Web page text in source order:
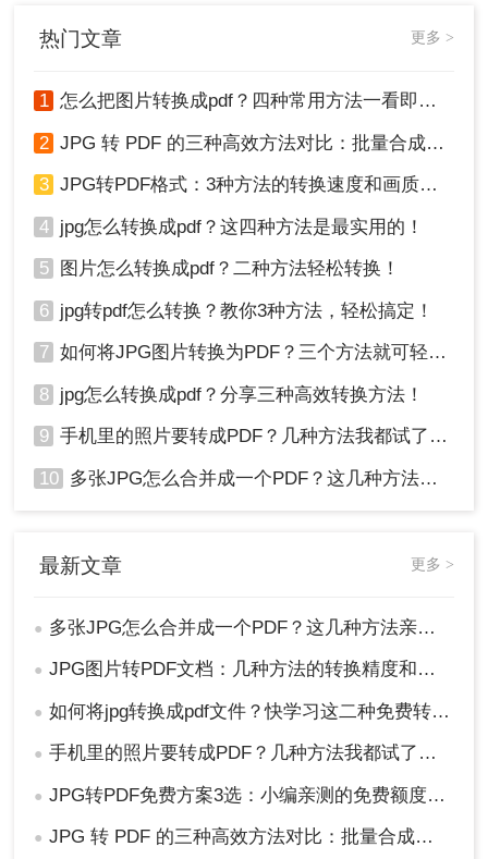
从官网下载并安装转转大师PDF转换器桌面
打开软件，在主界面选择“图片转pdf”功能。
点击“添加文件”按钮，或直接将图片拖拽到软
在设置区域调整输出方式（合并为单个PDF或
每张图片单独生成PDF）、输出目录（保存位
置）等参数。
热门文章 更多 >
1 怎么把图片转换成pdf？四种常用方法一看即会！
2 JPG 转 PDF 的三种高效方法对比：批量合成、高清无损、零弹窗！
3 JPG转PDF格式：3种方法的转换速度和画质保留对比！
4 jpg怎么转换成pdf？这四种方法是最实用的！
5 图片怎么转换成pdf？二种方法轻松转换！
6 jpg转pdf怎么转换？教你3种方法，轻松搞定！
7 如何将JPG图片转换为PDF？三个方法就可轻松搞定！
8 jpg怎么转换成pdf？分享三种高效转换方法！
9 手机里的照片要转成PDF？几种方法我都试了，照着做就行！
10 多张JPG怎么合并成一个PDF？这几种方法亲测好用！
最新文章 更多 >
● 多张JPG怎么合并成一个PDF？这几种方法亲测好用！
● JPG图片转PDF文档：几种方法的转换精度和文件体积对比！
● 如何将jpg转换成pdf文件？快学习这二种免费转换方法!
● 手机里的照片要转成PDF？几种方法我都试了，照着做就行！
● JPG转PDF免费方案3选：小编亲测的免费额度和转换效果！
● JPG 转 PDF 的三种高效方法对比：批量合成、高清无损、零弹窗！